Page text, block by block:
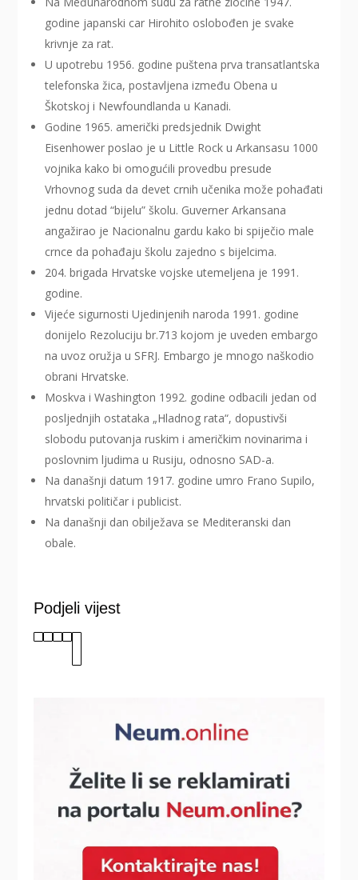
godine japanski car Hirohito oslobođen je svake
krivnje za rat.
U upotrebu 1956. godine puštena prva transatlantska
telefonska žica, postavljena između Obena u
Škotskoj i Newfoundlanda u Kanadi.
Godine 1965. američki predsjednik Dwight
Eisenhower poslao je u Little Rock u Arkansasu 1000
vojnika kako bi omogućili provedbu presude
Vrhovnog suda da devet crnih učenika može pohađati
jednu dotad “bijelu” školu. Guverner Arkansana
angažirao je Nacionalnu gardu kako bi spiječio male
crnce da pohađaju školu zajedno s bijelcima.
204. brigada Hrvatske vojske utemeljena je 1991.
godine.
Vijeće sigurnosti Ujedinjenih naroda 1991. godine
donijelo Rezoluciju br.713 kojom je uveden embargo
na uvoz oružja u SFRJ. Embargo je mnogo naškodio
obrani Hrvatske.
Moskva i Washington 1992. godine odbacili jedan od
posljednjih ostataka „Hladnog rata“, dopustivši
slobodu putovanja ruskim i američkim novinarima i
poslovnim ljudima u Rusiju, odnosno SAD-a.
Na današnji datum 1917. godine umro Frano Supilo,
hrvatski političar i publicist.
Na današnji dan obilježava se Mediteranski dan
obale.
Podjeli vijest